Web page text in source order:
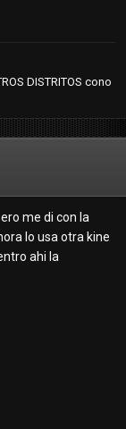
DISTRITOS cono
me di con la
lo usa otra kine
ahi la